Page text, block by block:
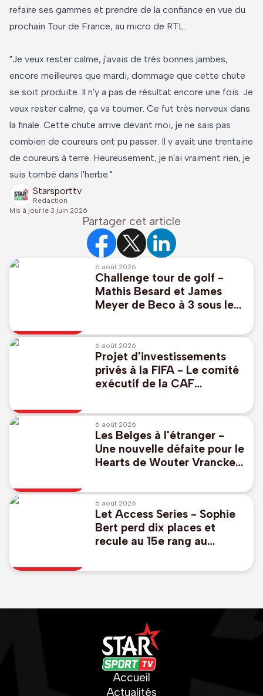
refaire ses gammes et prendre de la confiance en vue du
prochain Tour de France, au micro de RTL.
"Je veux rester calme, j'avais de très bonnes jambes,
encore meilleures que mardi, dommage que cette chute
se soit produite. Il n'y a pas de résultat encore une fois. Je
veux rester calme, ça va tourner. Ce fut très nerveux dans
la finale. Cette chute arrive devant moi, je ne sais pas
combien de coureurs ont pu passer. Il y avait une trentaine
de coureurs à terre. Heureusement, je n'ai vraiment rien, je
suis tombé dans l'herbe."
Starsporttv
Redaction
Mis à jour le 3 juin 2026
Partager cet article
6 août 2026
Challenge tour de golf -
Mathis Besard et James
Meyer de Beco à 3 sous le
Scottish Challenge
6 août 2026
Projet d'investissements
privés à la FIFA - Le comité
exécutif de la CAF
soutien" à Infantino
6 août 2026
Les Belges à l'étranger -
Une nouvelle défaite pour le
Hearts de Wouter Vrancken
6 août 2026
Let Access Series - Sophie
Bert perd dix places et
recule au 15e rang au
tour
Accueil
Actualités